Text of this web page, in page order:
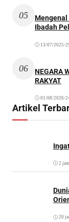
05
Mengenal
Ibadah
13/07/2025 •
06
NEGARA
RAKYAT
01/08/2026•
Artikel
2
20